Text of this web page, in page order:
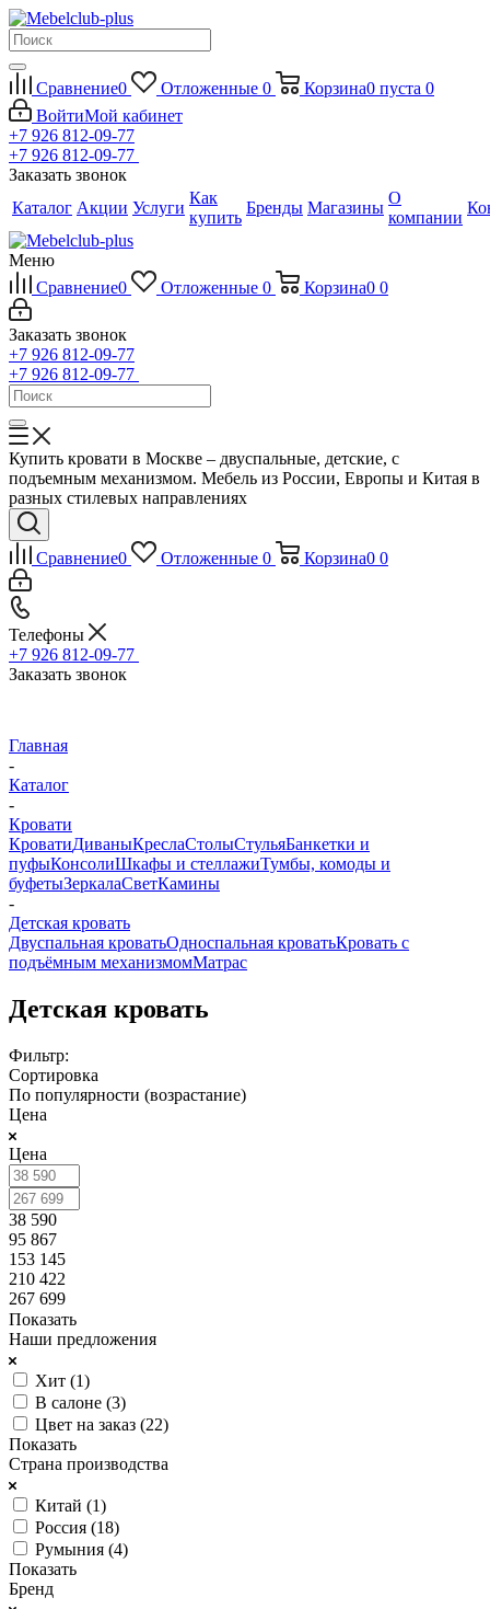
Сравнение0 Отложенные 0 Корзина0 пуста 0
ВойтиМой кабинет
+7 926 812-09-77
+7 926 812-09-77
Заказать звонок
Каталог Акции Услуги
Как
купить
Бренды Магазины
О
компании
Меню
Сравнение0 Отложенные 0 Корзина0 0
Заказать звонок
+7 926 812-09-77
+7 926 812-09-77
Купить кровати в Москве – двуспальные, детские, с
подъемным механизмом. Мебель из России, Европы и Китая в
разных стилевых направлениях
Сравнение0 Отложенные 0 Корзина0 0
Телефоны
+7 926 812-09-77
Заказать звонок
Главная
-
Каталог
-
Кровати
КроватиДиваныКреслаСтолыСтульяБанкетки и
пуфыКонсолиШкафы и стеллажиТумбы, комоды и
буфетыЗеркалаСветКамины
-
Детская кровать
Двуспальная кроватьОдноспальная кроватьКровать с
подъёмным механизмомМатрас
Детская кровать
Фильтр:
Сортировка
По популярности (возрастание)
Цена
Цена
38 590
95 867
153 145
210 422
267 699
Показать
Наши предложения
Хит (1)
В салоне (3)
Цвет на заказ (22)
Показать
Страна производства
Китай (1)
Россия (18)
Румыния (4)
Показать
Бренд